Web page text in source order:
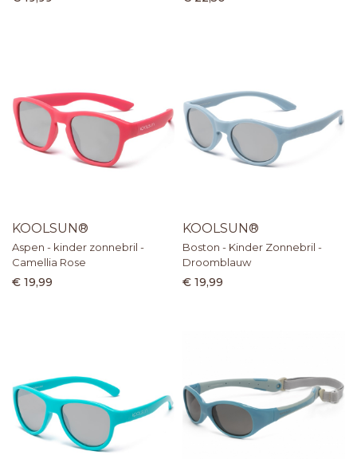
KOOLSUN®
Aspen - kinder zonnebril -
Camellia Rose
€ 19,99
KOOLSUN®
Boston - Kinder Zonnebril -
Droomblauw
€ 19,99